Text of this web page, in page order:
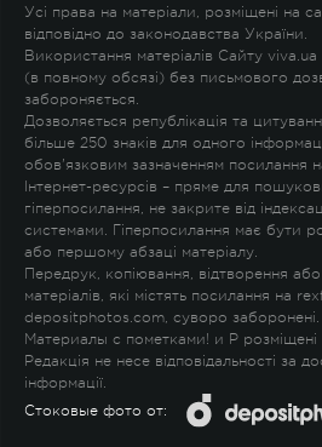
Усі права на матеріали, розміщені на
відповідно до законодавства України.
Використання матеріалів Сайту viva.ua
(в повному обсязі) без письмового
забороняється.
Дозволяється републікація та
більше 250 знаків для одного
обов'язковим зазначенням посилання
Інтернет-ресурсів – пряме для
гіперпосилання, не закрите від
системами. Гіперпосилання має бути
або першому абзаці матеріалу.
Передрук, копіювання, відтворення
матеріалів, які містять посилання на
depositphotos.com, суворо заборонені.
Материалы с пометками! и P
Редакція не несе відповідальності за
інформації.
Стоковые фото от: